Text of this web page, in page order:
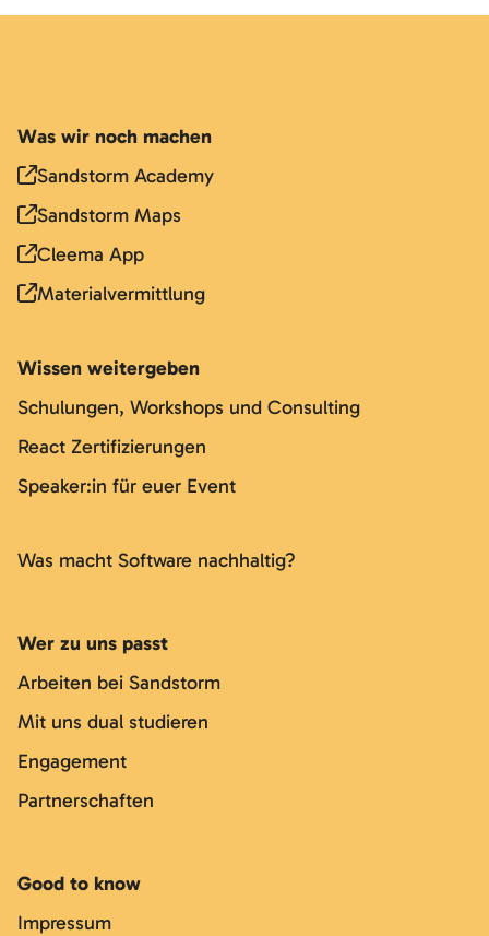
Was wir noch machen
Sandstorm Academy
Sandstorm Maps
Cleema App
Materialvermittlung
Wissen weitergeben
Schulungen, Workshops und Consulting
React Zertifizierungen
Speaker:in für euer Event
Was macht Software nachhaltig?
Wer zu uns passt
Arbeiten bei Sandstorm
Mit uns dual studieren
Engagement
Partnerschaften
Good to know
Impressum